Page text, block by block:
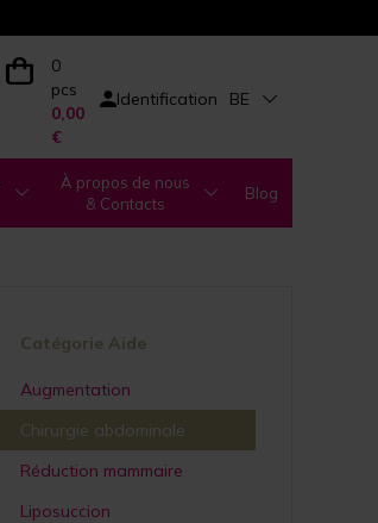
0
pcs
0,00
€
Identification BE
À propos de nous
& Contacts
Blog
Catégorie Aide
Augmentation
Chirurgie abdominale
Réduction mammaire
Liposuccion